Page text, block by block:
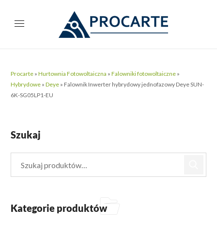
Procarte »Hurtownia Fotowoltaiczna »Falowniki fotowoltaiczne »
Hybrydowe »Deye » Falownik Inwerter hybrydowy jednofazowy Deye SUN-
6K-SG05LP1-EU
Szukaj
Kategorie produktów